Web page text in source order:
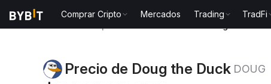
Comprar Cripto Mercados Trading TradFi
Precio de Doug the Duck DOUG